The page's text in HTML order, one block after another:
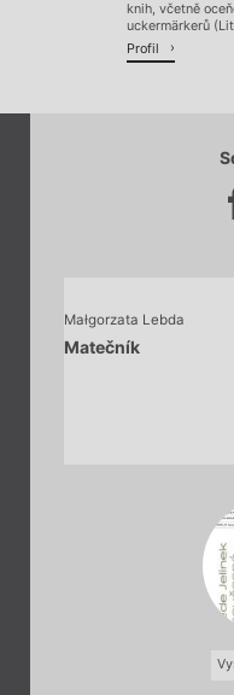
knih, včetně
uckermärkerů
Profil
Małgorzata Lebda
Matečník